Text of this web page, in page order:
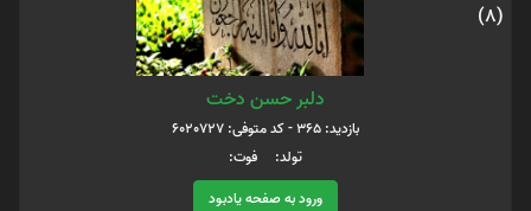
(8)
دلبر حسن دخت
بازدید: 365 - کد متوفی: 6020727
تولد: فوت:
ورود به صفحه یادبود